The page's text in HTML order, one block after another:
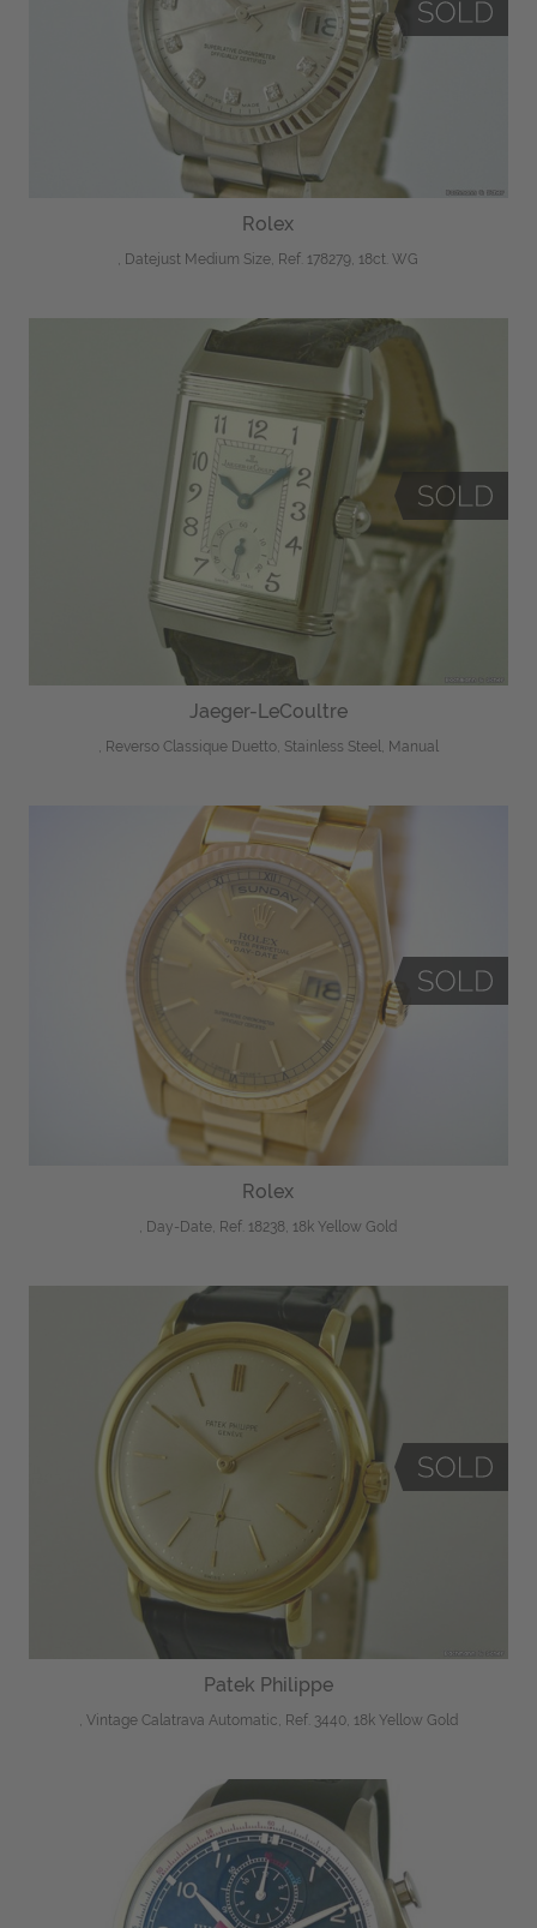
Rolex
, Datejust Medium Size, Ref. 178279, 18ct. WG
Jaeger-LeCoultre
, Reverso Classique Duetto, Stainless Steel, Manual
Rolex
, Day-Date, Ref. 18238, 18k Yellow Gold
Patek Philippe
, Vintage Calatrava Automatic, Ref. 3440, 18k Yellow Gold